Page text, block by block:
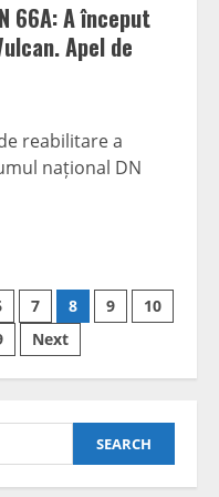
66A: A început
Apel de
reabilitare a
național DN
7 8 9
10
Next